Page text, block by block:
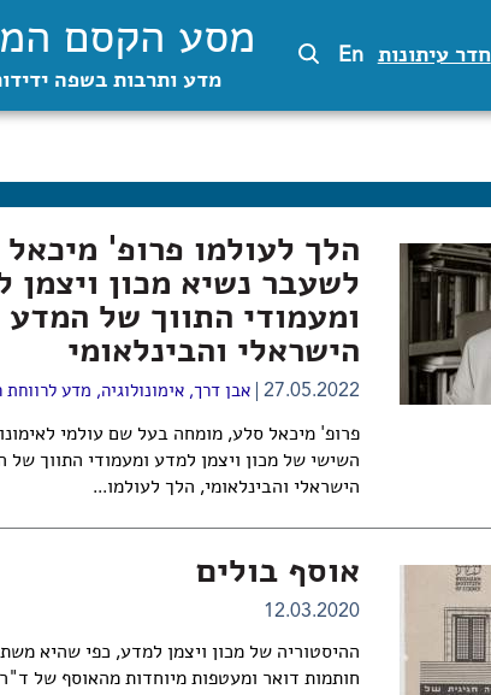
חדר עיתונות En מסע הקסם
מדע ותרבות בשפה
הלך לעולמו פרופ'
לשעבר נשיא מכון ויצמן
ומעמודי התווך של המדע
הישראלי והבינלאומי
27.05.2022 אבן דרך,אימונולוגיה, מדע לרווחת
פרופ' מיכאל סלע, מומחה בעל שם עולמי
השישי של מכון ויצמן למדע ומעמודי התווך של
הישראלי והבינלאומי, הלך לעולמו...
אוסף בולים
12.03.2020
ההיסטוריה של מכון ויצמן למדע, כפי שהיא
חותמות דואר ומעטפות מיוחדות מהאוסף של ד"ר